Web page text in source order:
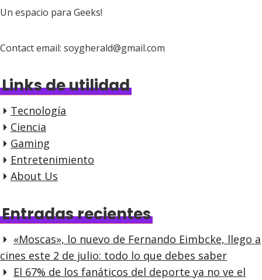
Un espacio para Geeks!
Contact email: soygherald@gmail.com
Links de utilidad
Tecnología
Ciencia
Gaming
Entretenimiento
About Us
Entradas recientes
«Moscas», lo nuevo de Fernando Eimbcke, llego a
cines este 2 de julio: todo lo que debes saber
El 67% de los fanáticos del deporte ya no ve el